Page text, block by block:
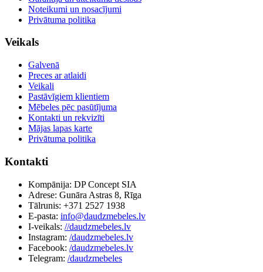
Noteikumi un nosacījumi
Privātuma politika
Veikals
Galvenā
Preces ar atlaidi
Veikali
Pastāvīgiem klientiem
Mēbeles pēc pasūtījuma
Kontakti un rekvizīti
Mājas lapas karte
Privātuma politika
Kontakti
Kompānija: DP Concept SIA
Adrese: Gunāra Astras 8, Rīga
Tālrunis: +371 2527 1938
E-pasta: info@daudzmebeles.lv
I-veikals: //daudzmebeles.lv
Instagram: /daudzmebeles.lv
Facebook: /daudzmebeles.lv
Telegram: /daudzmebeles